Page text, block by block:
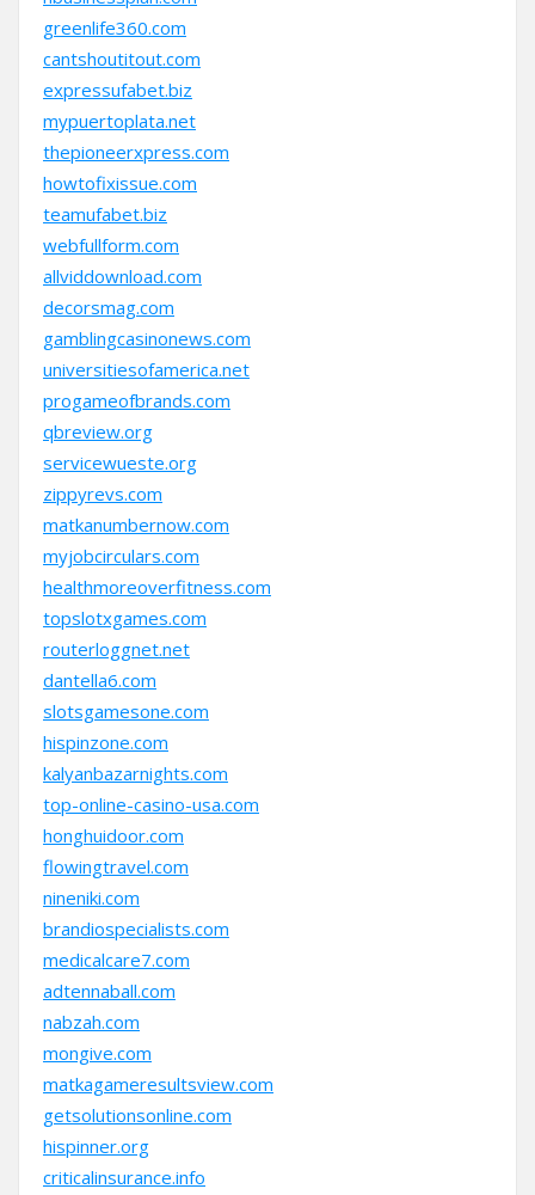
greenlife360.com
cantshoutitout.com
expressufabet.biz
mypuertoplata.net
thepioneerxpress.com
howtofixissue.com
teamufabet.biz
webfullform.com
allviddownload.com
decorsmag.com
gamblingcasinonews.com
universitiesofamerica.net
progameofbrands.com
qbreview.org
servicewueste.org
zippyrevs.com
matkanumbernow.com
myjobcirculars.com
healthmoreoverfitness.com
topslotxgames.com
routerloggnet.net
dantella6.com
slotsgamesone.com
hispinzone.com
kalyanbazarnights.com
top-online-casino-usa.com
honghuidoor.com
flowingtravel.com
nineniki.com
brandiospecialists.com
medicalcare7.com
adtennaball.com
nabzah.com
mongive.com
matkagameresultsview.com
getsolutionsonline.com
hispinner.org
criticalinsurance.info